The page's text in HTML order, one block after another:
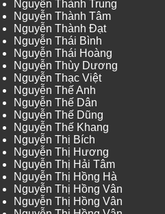
Nguyễn Thành Trung
Nguyễn Thành Tâm
Nguyễn Thành Đạt
Nguyễn Thái Bình
Nguyễn Thái Hoàng
Nguyễn Thùy Dương
Nguyễn Thạc Việt
Nguyễn Thế Anh
Nguyễn Thế Dân
Nguyễn Thế Dũng
Nguyễn Thế Khang
Nguyễn Thị Bích
Nguyễn Thị Hương
Nguyễn Thị Hải Tâm
Nguyễn Thị Hồng Hà
Nguyễn Thị Hồng Vân
Nguyễn Thị Hồng Vân